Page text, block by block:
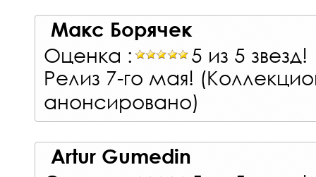
Макс Борячек
Оценка :
5 из 5 звезд!
Релиз 7-го мая!
анонсировано)
Artur Gumedin